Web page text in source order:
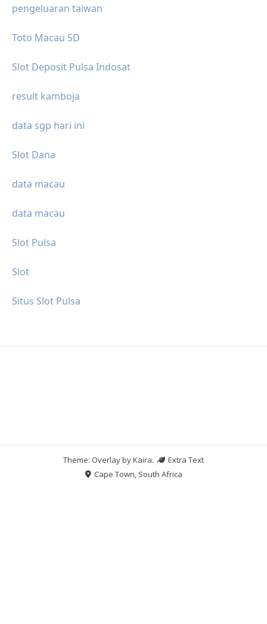
pengeluaran taiwan
Toto Macau 5D
Slot Deposit Pulsa Indosat
result kamboja
data sgp hari ini
Slot Dana
data macau
data macau
Slot Pulsa
Slot
Situs Slot Pulsa
Theme: Overlay byKaira.
Extra Text
Cape Town, South Africa